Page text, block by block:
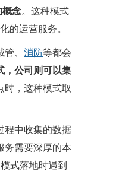
概念。这种模式
的运营服务。
、 消防等都会
，公司则可以集
时，这种模式取
程中收集的数据
务需要深厚的本
式落地时遇到